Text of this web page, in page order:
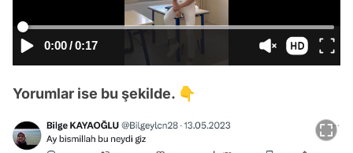
0:00/0:17
Yorumlar ise bu şekilde. 👇